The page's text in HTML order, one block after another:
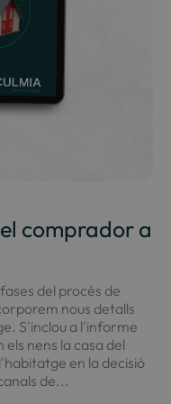
comprador a
del procés de
nous detalls
S'inclou a l'informe
nens la casa del
en la decisió
de...